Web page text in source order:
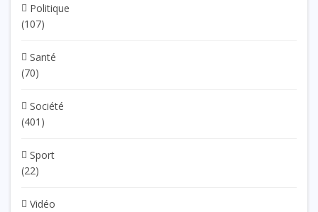
Politique
(107)
Santé
(70)
Société
(401)
Sport
(22)
Vidéo